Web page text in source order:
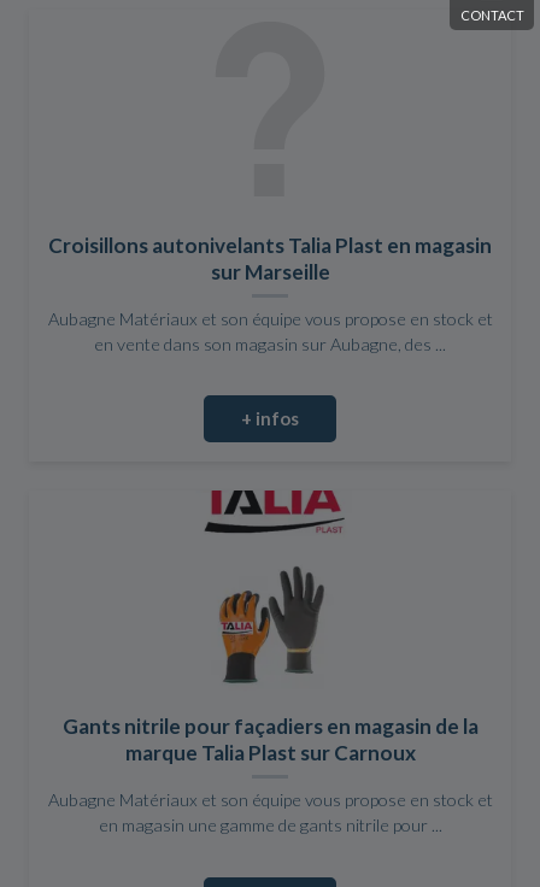
CONTACT
Croisillons autonivelants Talia Plast en magasin
sur Marseille
Aubagne Matériaux et son équipe vous propose en stock et
en vente dans son magasin sur Aubagne, des ...
+ infos
Gants nitrile pour façadiers en magasin de la
marque Talia Plast sur Carnoux
Aubagne Matériaux et son équipe vous propose en stock et
en magasin une gamme de gants nitrile pour ...